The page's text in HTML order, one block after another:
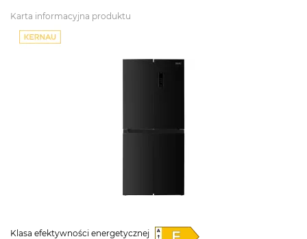
Karta informacyjna produktu
Klasa efektywności energetycznej